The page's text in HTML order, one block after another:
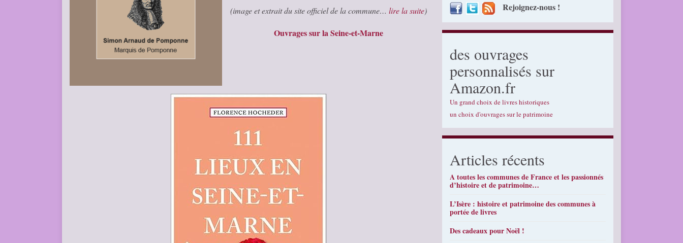
(image et extrait du site officiel de la commune… lire la suite)
Ouvrages sur la Seine-et-Marne
Rejoignez-nous !
des ouvrages
personnalisés sur
Amazon.fr
Un grand choix de livres historiques
un choix d'ouvrages sur le patrimoine
Articles récents
A toutes les communes de France et les passionnés
d’histoire et de patrimoine…
L’Isère : histoire et patrimoine des communes à
portée de livres
Des cadeaux pour Noël !